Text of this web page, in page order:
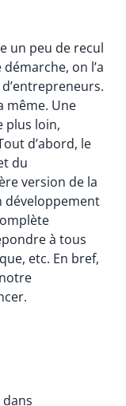
un peu de recul
on l’a
même. Une
plus loin,
d’abord, le
du
version de la
développement
à tous
etc. En bref,